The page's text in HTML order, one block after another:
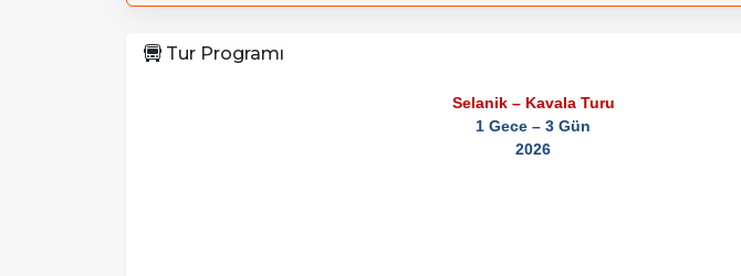
Tur Programı
Selanik – Kavala Turu
1 Gece – 3 Gün
2026